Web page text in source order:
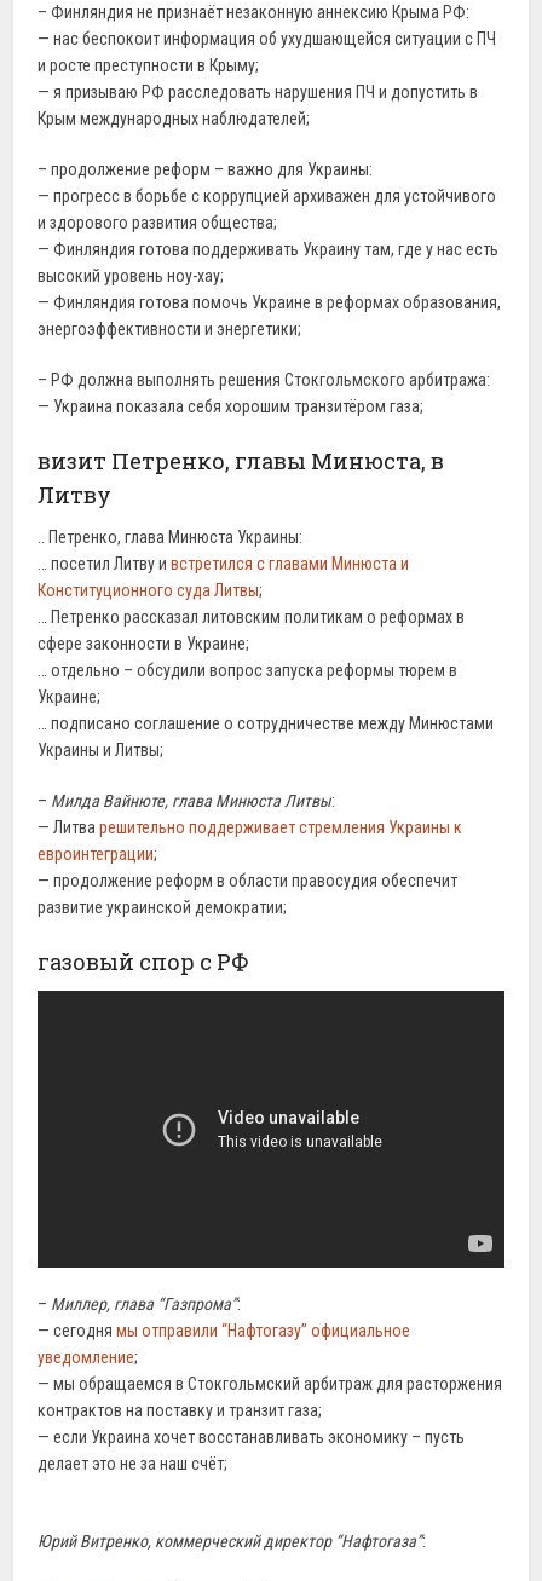
– Финляндия не признаёт незаконную аннексию Крыма РФ:
— нас беспокоит информация об ухудшающейся ситуации с ПЧ
и росте преступности в Крыму;
— я призываю РФ расследовать нарушения ПЧ и допустить в
Крым международных наблюдателей;
– продолжение реформ – важно для Украины:
— прогресс в борьбе с коррупцией архиважен для устойчивого
и здорового развития общества;
— Финляндия готова поддерживать Украину там, где у нас есть
высокий уровень ноу-хау;
— Финляндия готова помочь Украине в реформах образования,
энергоэффективности и энергетики;
– РФ должна выполнять решения Стокгольмского арбитража:
— Украина показала себя хорошим транзитёром газа;
визит Петренко, главы Минюста, в
Литву
.. Петренко, глава Минюста Украины:
… посетил Литву ивстретился с главами Минюста и
Конституционного суда Литвы;
… Петренко рассказал литовским политикам о реформах в
сфере законности в Украине;
… отдельно – обсудили вопрос запуска реформы тюрем в
Украине;
… подписано соглашение о сотрудничестве между Минюстами
Украины и Литвы;
– Милда Вайнюте, глава Минюста Литвы:
— Литварешительно поддерживает стремления Украины к
евроинтеграции;
— продолжение реформ в области правосудия обеспечит
развитие украинской демократии;
газовый спор с РФ
– Миллер, глава “Газпрома”:
— сегодня мы отправили “Нафтогазу” официальное
уведомление;
— мы обращаемся в Стокгольмский арбитраж для расторжения
контрактов на поставку и транзит газа;
— если Украина хочет восстанавливать экономику – пусть
делает это не за наш счёт;
Юрий Витренко, коммерческий директор “Нафтогаза”: